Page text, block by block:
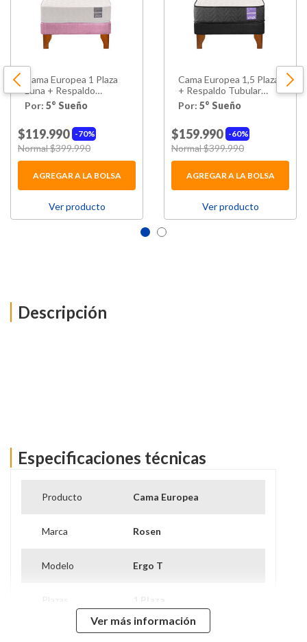
Cama Europea 1 Plaza
Luna + Respaldo
Tubular Madera Rosado
Por: 5° Sueño
70%
$119.990
Price reduced from
Normal $399.990
AGREGAR A LA BOLSA
Ver producto
Cama Europea 1,5 Plaza
+ Respaldo Tubular
Madera Negro
Por: 5° Sueño
60%
$159.990
Price reduced from
Normal $399.990
AGREGAR A LA BOLSA
Ver producto
Descripción
Especificaciones técnicas
Producto Cama Europea
Marca Rosen
Modelo Ergo T
Tipo De Base Base Normal
Ver más información